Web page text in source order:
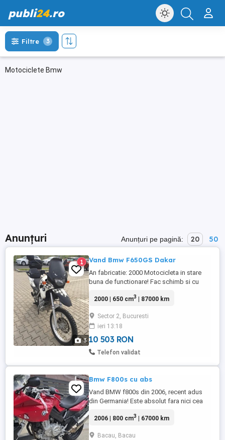
publi24.ro
Motociclete Bmw
Filtre 3
Anunțuri Anunțuri pe pagină: 20 50
3
1 Vand Bmw F650GS Dakar
An fabricatie: 2000 Motocicleta in stare
buna de functionare! Fac schimb si cu
2000 | 650 cm3 | 87000 km
Sector 2, Bucuresti
ieri 13:18
10 503 RON
Telefon validat
Bmw F800s cu abs
Vand BMW f800s din 2006, recent adus
din Germania! Este absolut fara nici cea
ABS si manere incalzite! 2600 Accept
2006 | 800 cm3 | 67000 km
Bacau, Bacau